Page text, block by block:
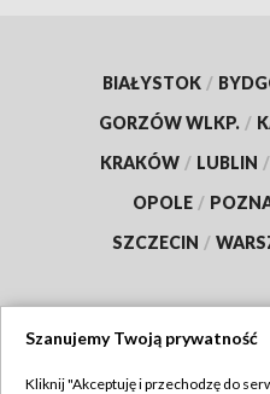
BIAŁYSTOK /
GORZÓW WLKP. /
KRAKÓW / LUBLIN /
OPOLE /
SZCZECIN /
Szanujemy Twoją prywatność
Kliknij "Akceptuję i przechodzę do